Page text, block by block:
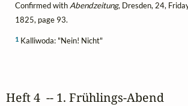
Confirmed withAbendzeitung, Dresden, 24,
1825, page 93.
1Kalliwoda: "Nein! Nicht"
Heft 4  -- 1. Frühlings‑Abend